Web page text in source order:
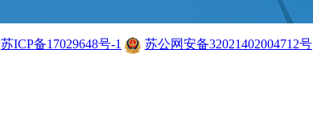
苏ICP备17029648号-1 苏公网安备32021402004712号